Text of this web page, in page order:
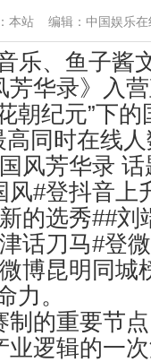
本站 编辑： 中国娱乐
乐、鱼子酱
芳华录》入
朝纪元”下的
高同时在线
国风芳华录
风#登抖音上
的选秀##刘
话刀马#登
博昆明同城
力。
制的重要节
业逻辑的一